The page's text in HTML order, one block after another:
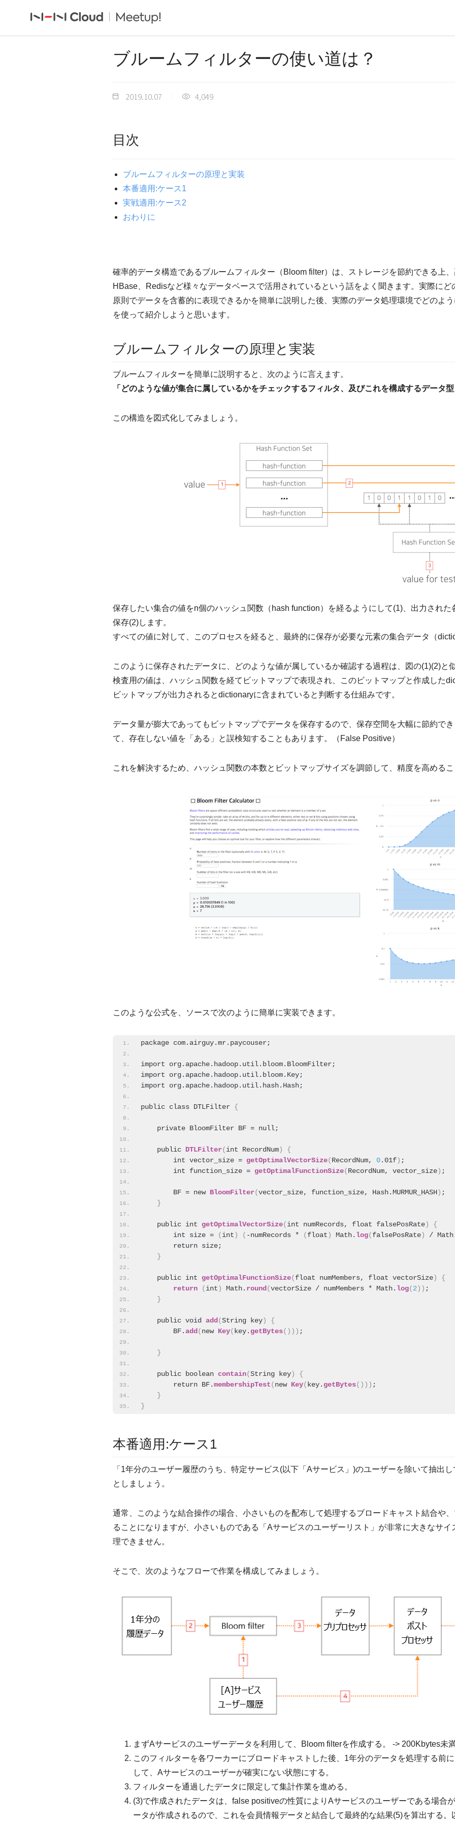
ブルームフィルターの使い道は？
2019.10.07 4,049
目次
ブルームフィルターの原理と実装
本番適用:ケース1
実戦適用:ケース2
おわりに
確率的データ構造であるブルームフィルター（Bloom filter）は、ストレージを節約できる上、
HBase、Redisなど様々なデータベースで活用されているという話をよく聞きます。実際に
原則でデータを含蓄的に表現できるかを簡単に説明した後、実際のデータ処理環境でどのよ
を使って紹介しようと思います。
ブルームフィルターの原理と実装
ブルームフィルターを簡単に説明すると、次のように言えます。
「どのような値が集合に属しているかをチェックするフィルタ、及びこれを構成するデータ型
この構造を図式化してみましょう。
保存したい集合の値をn個のハッシュ関数（hash function）を経るようにして(1)、出力された
保存(2)します。
すべての値に対して、このプロセスを経ると、最終的に保存が必要な元素の集合データ（
このように保存されたデータに、どのような値が属しているか確認する過程は、図の(1)(2)と
検査用の値は、ハッシュ関数を経てビットマップで表現され、このビットマップと作成した
ビットマップが出力されるとdictionaryに含まれていると判断する仕組みです。
データ量が膨大であってもビットマップでデータを保存するので、保存空間を大幅に節約で
て、存在しない値を「ある」と誤検知することもあります。（False Positive）
これを解決するため、ハッシュ関数の本数とビットマップサイズを調節して、精度を高めるこ
このような公式を、ソースで次のように簡単に実装できます。
package com.airguy.mr.paycouser;
import org.apache.hadoop.util.bloom.BloomFilter;
import org.apache.hadoop.util.bloom.Key;
import org.apache.hadoop.util.hash.Hash;
public class DTLFilter {
    private BloomFilter BF = null;
    public
DTLFilter(int RecordNum)
{
        int vector_size =
getOptimalVectorSize(RecordNum, 0.01f) ;
        int function_size =
getOptimalFunctionSize(RecordNum, vector_size) ;
        BF = new
BloomFilter(vector_size, function_size, Hash.MURMUR_HASH) ;
}
    public int
getOptimalVectorSize(int numRecords, float falsePosRate)
{
        int size =
(int) ( -numRecords * (float) Math. log(falsePosRate) /
        return size;
}
    public int
getOptimalFunctionSize(float numMembers, float vectorSize)
{
return
(int) Math. round (vectorSize / numMembers * Math. log(2) ) ;
}
    public void
add (String key)
{
        BF.
add (new Key( key. getBytes( ) ) ) ;
}
    public boolean
contain(String key)
{
        return BF.
membershipTest(new Key( key. getBytes( ) ) ) ;
}
}
本番適用:ケース1
「1年分のユーザー履歴のうち、特定サービス(以下「Aサービス」)のユーザーを除いて抽出
としましょう。
通常、このような結合操作の場合、小さいものを配布して処理するブロードキャスト結合や
ることになりますが、小さいものである「Aサービスのユーザーリスト」が非常に大きなサ
理できません。
そこで、次のようなフローで作業を構成してみましょう。
まずAサービスのユーザーデータを利用して、Bloom filterを作成する。 -> 200Kbytes未
このフィルターを各ワーカーにブロードキャストした後、1年分のデータを処理する前
して、Aサービスのユーザーが確実にない状態にする。
フィルターを通過したデータに限定して集計作業を進める。
(3)で作成されたデータは、false positiveの性質によりAサービスのユーザーである場合
ータが作成されるので、これを会員情報データと結合して最終的な結果(5)を算出する